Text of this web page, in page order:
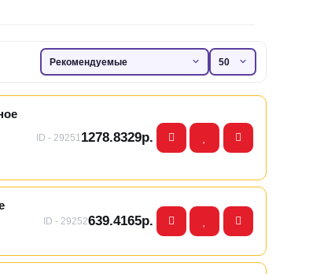
ID - 29251 1278.8329р.
ID - 29252639.4165р.